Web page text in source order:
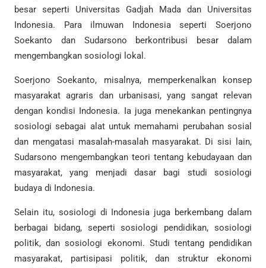
besar seperti Universitas Gadjah Mada dan Universitas
Indonesia. Para ilmuwan Indonesia seperti Soerjono
Soekanto dan Sudarsono berkontribusi besar dalam
mengembangkan sosiologi lokal.
Soerjono Soekanto, misalnya, memperkenalkan konsep
masyarakat agraris dan urbanisasi, yang sangat relevan
dengan kondisi Indonesia. Ia juga menekankan pentingnya
sosiologi sebagai alat untuk memahami perubahan sosial
dan mengatasi masalah-masalah masyarakat. Di sisi lain,
Sudarsono mengembangkan teori tentang kebudayaan dan
masyarakat, yang menjadi dasar bagi studi sosiologi
budaya di Indonesia.
Selain itu, sosiologi di Indonesia juga berkembang dalam
berbagai bidang, seperti sosiologi pendidikan, sosiologi
politik, dan sosiologi ekonomi. Studi tentang pendidikan
masyarakat, partisipasi politik, dan struktur ekonomi